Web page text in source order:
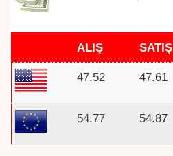
ALIŞ SATIŞ
47.52 47.61
54.77 54.87